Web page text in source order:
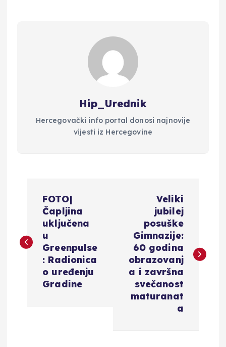
Hip_Urednik
Hercegovački info portal donosi najnovije
vijesti iz Hercegovine
v
FOTO|
Čapljina
uključena
u
Greenpulse
: Radionica
o uređenju
Gradine
Veliki
jubilej
posuške
Gimnazije:
60 godina
obrazovanj
a i završna
svečanost
maturanat
a